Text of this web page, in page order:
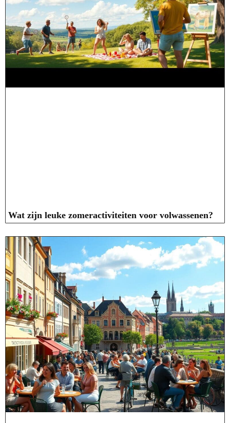
Wat zijn leuke zomeractiviteiten voor volwassenen?